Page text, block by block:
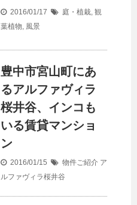
2016/01/17 庭・植栽, 観
葉植物, 風景
豊中市宮山町にあ
るアルファヴィラ
桜井谷、インコも
いる賃貸マンショ
ン
2016/01/15 物件ご紹介 ア
ルファヴィラ桜井谷